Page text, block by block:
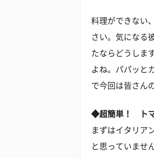
料理ができない
さい。気になる
たならどうしま
よね。パパッと
で今回は皆さん
◆超簡単！ トマ
まずはイタリア
と思っていませ